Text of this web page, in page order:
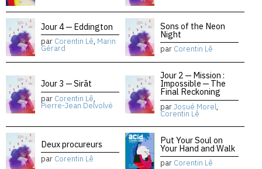
Jour 4 — Eddington
par Corentin Lê, Marin
Gérard
Sons of the Neon
Night
par Corentin Lê
Jour 3 — Sirāt
par Corentin Lê,
Pierre-Jean Delvolvé
Jour 2 — Mission :
Impossible — The
Final Reckoning
parJosué Morel,
Corentin Lê
Deux procureurs
par Corentin Lê
Put Your Soul on
Your Hand and Walk
par Corentin Lê